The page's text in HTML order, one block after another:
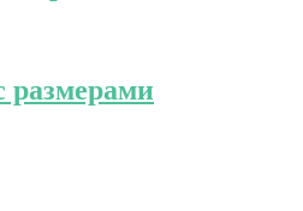
размерами